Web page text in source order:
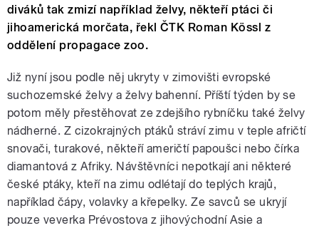
diváků tak zmizí například želvy, někteří ptáci či
jihoamerická morčata, řekl ČTK Roman Kössl z
oddělení propagace zoo.
Již nyní jsou podle něj ukryty v zimovišti evropské
suchozemské želvy a želvy bahenní. Příští týden by se
potom měly přestěhovat ze zdejšího rybníčku také želvy
nádherné. Z cizokrajných ptáků stráví zimu v teple afričtí
snovači, turakové, někteří američtí papoušci nebo čírka
diamantová z Afriky. Návštěvníci nepotkají ani některé
české ptáky, kteří na zimu odlétají do teplých krajů,
například čápy, volavky a křepelky. Ze savců se ukryjí
pouze veverka Prévostova z jihovýchodní Asie a